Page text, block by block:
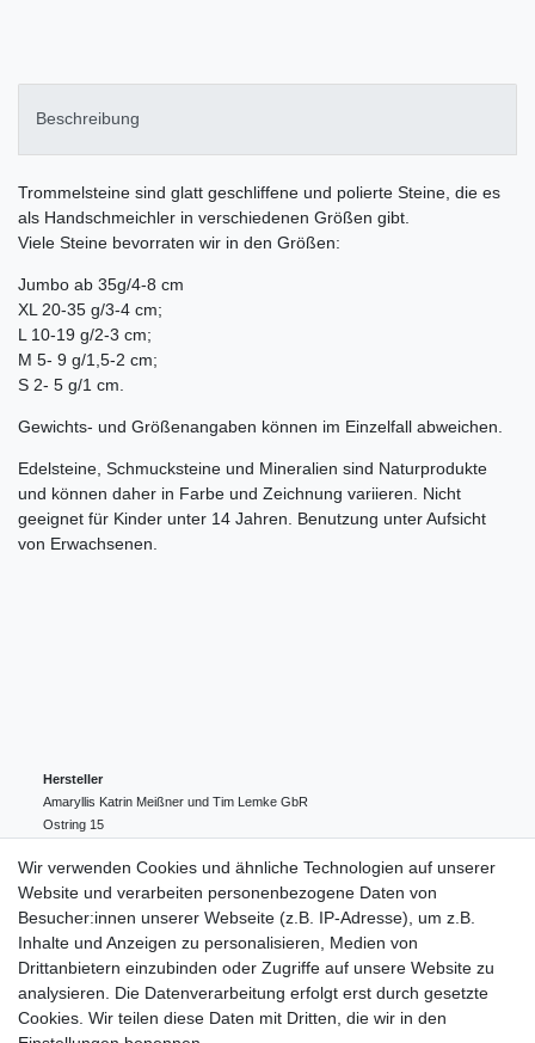
Beschreibung
Trommelsteine sind glatt geschliffene und polierte Steine, die es
als Handschmeichler in verschiedenen Größen gibt.
Viele Steine bevorraten wir in den Größen:
Jumbo ab 35g/4-8 cm
XL 20-35 g/3-4 cm;
L 10-19 g/2-3 cm;
M 5- 9 g/1,5-2 cm;
S 2- 5 g/1 cm.
Gewichts- und Größenangaben können im Einzelfall abweichen.
Edelsteine, Schmucksteine und Mineralien sind Naturprodukte
und können daher in Farbe und Zeichnung variieren. Nicht
geeignet für Kinder unter 14 Jahren. Benutzung unter Aufsicht
von Erwachsenen.
Hersteller
Amaryllis Katrin Meißner und Tim Lemke GbR
Ostring 15
004943548099856
amaryllis-eckernfoerde@t-online.de
EU-Verantwortlicher
Amaryllis Katrin Meißner und Tim Lemke GbR
Ostring
15
004943548099856
amaryllis-eckernfoerde@t-online.de
Wir verwenden Cookies und ähnliche Technologien auf unserer
Website und verarbeiten personenbezogene Daten von
Besucher:innen unserer Webseite (z.B. IP-Adresse), um z.B.
Inhalte und Anzeigen zu personalisieren, Medien von
Drittanbietern einzubinden oder Zugriffe auf unsere Website zu
analysieren. Die Datenverarbeitung erfolgt erst durch gesetzte
Cookies. Wir teilen diese Daten mit Dritten, die wir in den